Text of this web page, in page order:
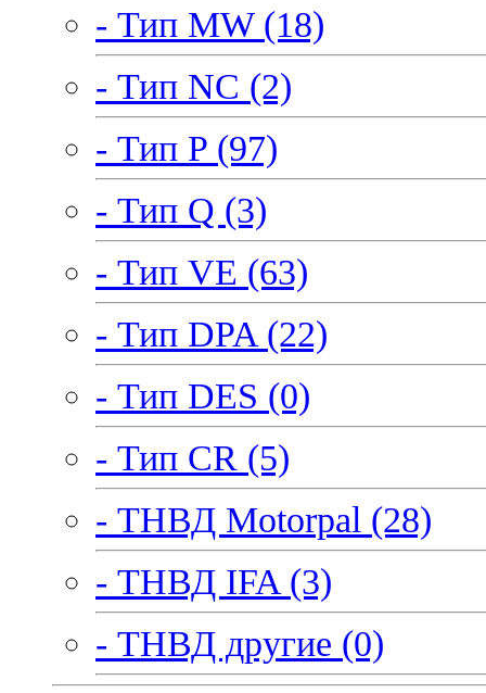
- Тип MW (18)
- Тип NC (2)
- Тип P (97)
- Тип Q (3)
- Тип VE (63)
- Тип DPA (22)
- Тип DES (0)
- Тип CR (5)
- ТНВД Motorpal (28)
- ТНВД IFA (3)
- ТНВД другие (0)